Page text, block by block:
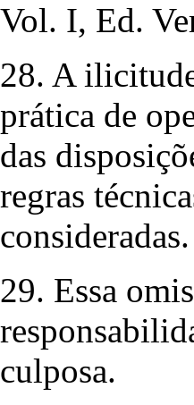
Vol. I, Ed.
28. A
prática de
das
regras
consideradas.
29. Essa
culposa.